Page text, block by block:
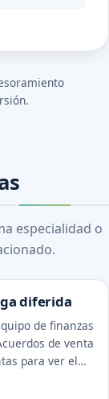
especialidad o
diferida
de finanzas
de venta
para ver el